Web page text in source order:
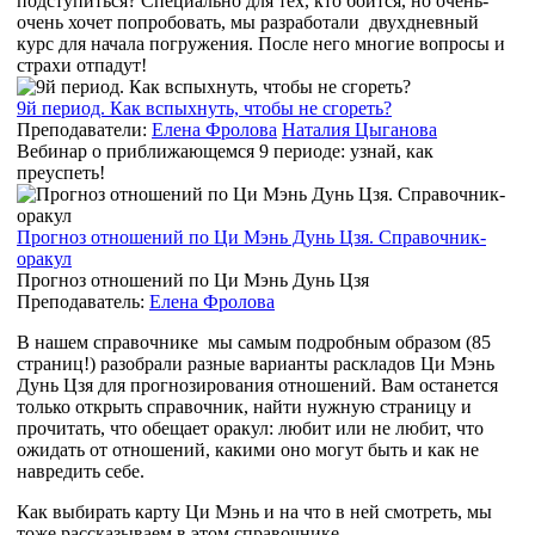
очень хочет попробовать, мы разработали двухдневный
курс для начала погружения. После него многие вопросы и
страхи отпадут!
9й период. Как вспыхнуть, чтобы не сгореть?
Преподаватели: Елена Фролова Наталия Цыганова
Вебинар о приближающемся 9 периоде: узнай, как
преуспеть!
Прогноз отношений по Ци Мэнь Дунь Цзя. Справочник-
оракул
Прогноз отношений по Ци Мэнь Дунь Цзя
Преподаватель: Елена Фролова
В нашем справочнике мы самым подробным образом (85
страниц!) разобрали разные варианты раскладов Ци Мэнь
Дунь Цзя для прогнозирования отношений. Вам останется
только открыть справочник, найти нужную страницу и
прочитать, что обещает оракул: любит или не любит, что
ожидать от отношений, какими оно могут быть и как не
навредить себе.
Как выбирать карту Ци Мэнь и на что в ней смотреть, мы